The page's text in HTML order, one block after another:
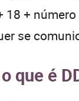
18 +
se
que é